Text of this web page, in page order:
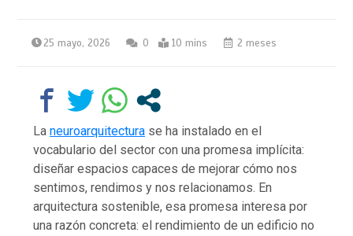
25 mayo, 2026 0 10 mins 2 meses
Laneuroarquitectura se ha instalado en el
vocabulario del sector con una promesa implícita:
diseñar espacios capaces de mejorar cómo nos
sentimos, rendimos y nos relacionamos. En
arquitectura sostenible, esa promesa interesa por
una razón concreta: el rendimiento de un edificio no